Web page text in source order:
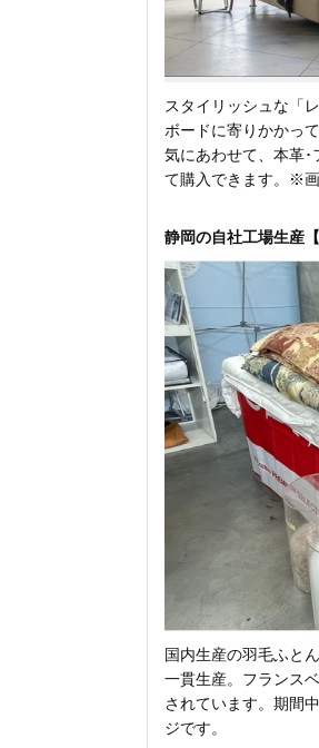
スタイリッシュな「
ボードに寄りかかっ
気にあわせて、本革･
て購入できます。※画
静岡の自社工場生産
国内生産の羽毛ふと
一貫生産。フランス
されています。期間
ジです。